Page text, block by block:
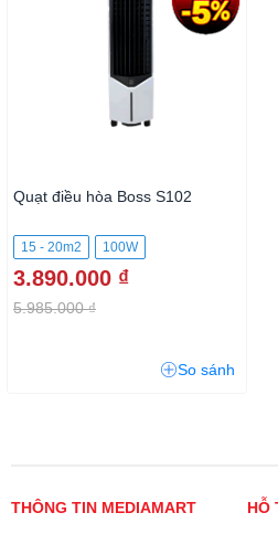
Quạt điều hòa Boss S102
15 - 20m2 100W
3.890.000 ₫
5.985.000 ₫
So sánh
THÔNG TIN MEDIAMART HỖ